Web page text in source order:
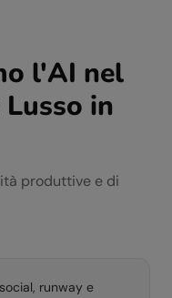
l'AI nel
in
produttive e di
runway e